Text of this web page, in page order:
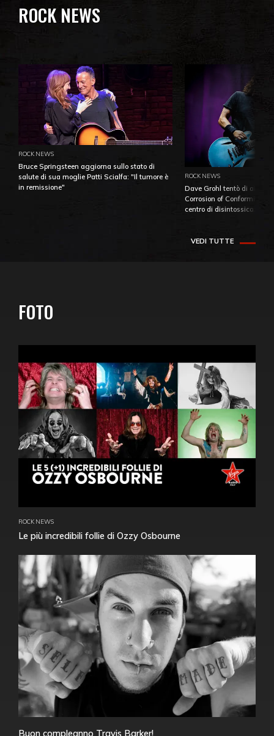
ROCK NEWS
ROCK NEWS
Bruce Springsteen aggiorna sullo stato di
salute di sua moglie Patti Scialfa: "Il tumore è
in remissione"
ROCK NEWS
Dave Grohl tentò di
Corrosion of Conformity
centro di
VEDI TUTTE
FOTO
ROCK NEWS
Le più incredibili follie di Ozzy Osbourne
Buon compleanno Travis Barker!